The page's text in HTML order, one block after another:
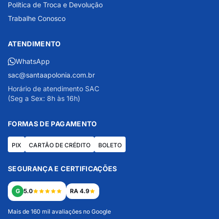
Política de Troca e Devolução
Trabalhe Conosco
ATENDIMENTO
WhatsApp
sac@santaapolonia.com.br
Horário de atendimento SAC
(Seg a Sex: 8h às 16h)
FORMAS DE PAGAMENTO
PIX CARTÃO DE CRÉDITO BOLETO
SEGURANÇA E CERTIFICAÇÕES
G 5.0 RA 4.9
Mais de 160 mil avaliações no Google